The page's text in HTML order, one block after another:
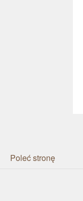
Poleć stronę